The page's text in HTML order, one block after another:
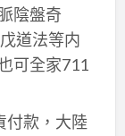
陰盤奇
道法等内
可全家711
付款，大陸